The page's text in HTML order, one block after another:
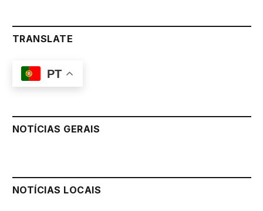
TRANSLATE
PT
NOTÍCIAS GERAIS
NOTÍCIAS LOCAIS